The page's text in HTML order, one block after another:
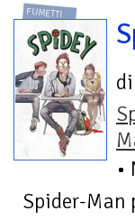
FUMETTI
di
•
Spider-Man